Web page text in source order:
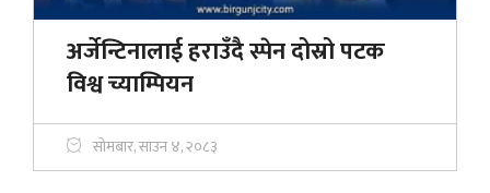
अर्जेन्टिनालाई हराउँदै स्पेन दोस्रो पटक
विश्व च्याम्पियन
सोमबार, साउन ४, २०८३